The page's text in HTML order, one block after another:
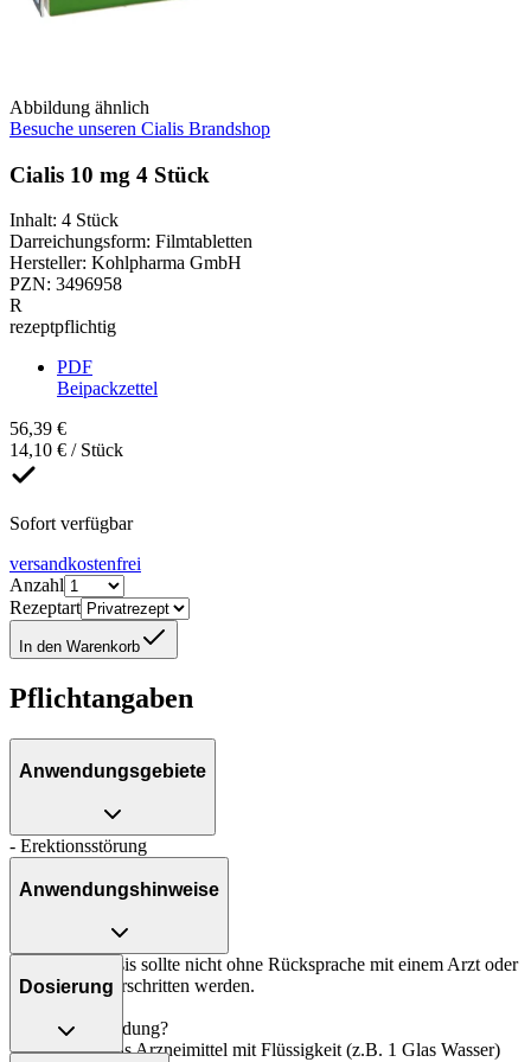
Abbildung ähnlich
Besuche unseren Cialis Brandshop
Cialis 10 mg 4 Stück
Inhalt: 4 Stück
Darreichungsform: Filmtabletten
Hersteller: Kohlpharma GmbH
PZN: 3496958
R
rezeptpflichtig
PDF
Beipackzettel
56,39 €
14,10 € / Stück
Sofort verfügbar
versandkostenfrei
Anzahl
Rezeptart
In den Warenkorb
Pflichtangaben
Anwendungsgebiete
- Erektionsstörung
Anwendungshinweise
Die Gesamtdosis sollte nicht ohne Rücksprache mit einem Arzt oder
Apotheker überschritten werden.
Art der Anwendung?
Nehmen Sie das Arzneimittel mit Flüssigkeit (z.B. 1 Glas Wasser)
Dosierung